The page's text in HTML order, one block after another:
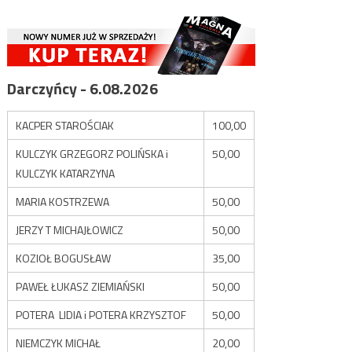
Darczyńcy - 6.08.2026
KACPER STAROŚCIAK
100,00
KULCZYK GRZEGORZ POLIŃSKA i
KULCZYK KATARZYNA
50,00
MARIA KOSTRZEWA
50,00
JERZY T MICHAJŁOWICZ
50,00
KOZIOŁ BOGUSŁAW
35,00
PAWEŁ ŁUKASZ ZIEMIAŃSKI
50,00
POTERA LIDIA i POTERA KRZYSZTOF
50,00
NIEMCZYK MICHAŁ
20,00